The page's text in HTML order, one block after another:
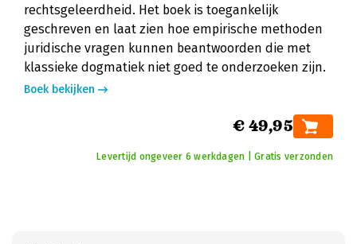
rechtsgeleerdheid. Het boek is toegankelijk
geschreven en laat zien hoe empirische methoden
juridische vragen kunnen beantwoorden die met
klassieke dogmatiek niet goed te onderzoeken zijn.
Boek bekijken
€ 49,95
Levertijd ongeveer 6 werkdagen | Gratis verzonden